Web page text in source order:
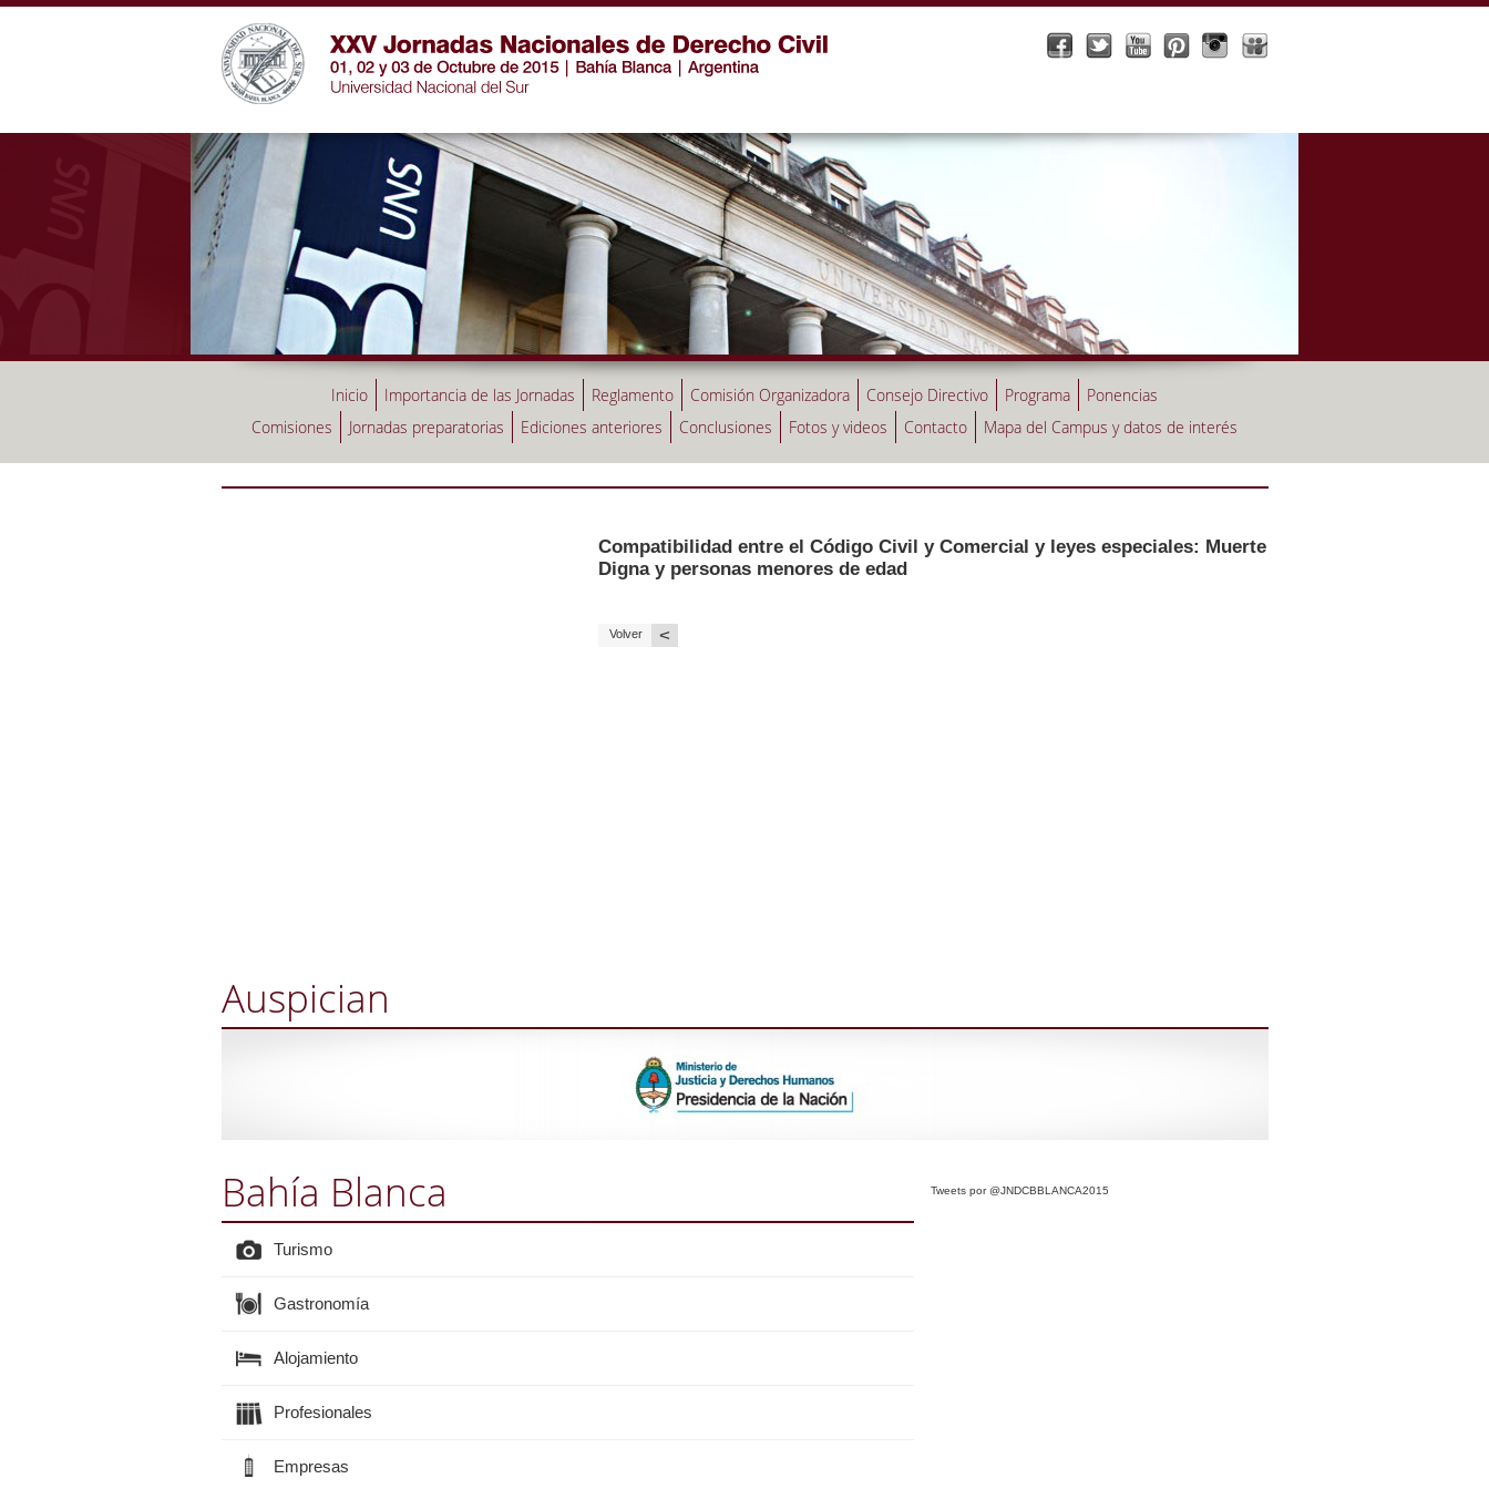
Inicio Importancia de las Jornadas Reglamento Comisión Organizadora Consejo Directivo Programa
Ponencias
Comisiones
Jornadas preparatorias Ediciones anteriores Conclusiones Fotos y videos Contacto Mapa del Campus y datos de interés
Compatibilidad entre el Código Civil y Comercial y leyes especiales: Muerte
Digna y personas menores de edad
Volver <
Auspician
Bahía Blanca
Turismo
Gastronomía
Alojamiento
Profesionales
Empresas
Tweets por @JNDCBBLANCA2015